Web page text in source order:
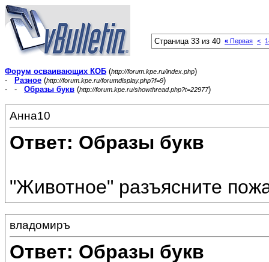
Страница 33 из 40 « Первая <
Форум осваивающих КОБ (http://forum.kpe.ru/index.php)
-
Разное (http://forum.kpe.ru/forumdisplay.php?f=9)
- - Образы букв (http://forum.kpe.ru/showthread.php?t=22977)
Анна10
Ответ: Образы букв
"Животное" разъясните
владомиръ
Ответ: Образы букв